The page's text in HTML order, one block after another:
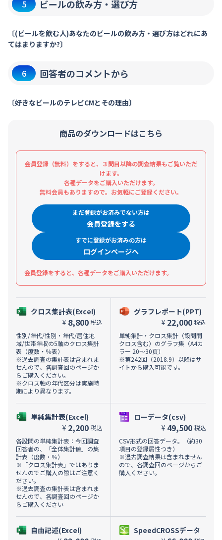
5 ビールの飲み方・選び方
〔(ビールを飲む人)あなたのビールの飲み方・選び方はどれにあ
てはまりますか?〕
6 回答者のコメントから
〔好きなビールのテレビCMとその理由〕
商品のダウンロードはこちら
会員登録（無料）をすると、３問目以降の調査結果もご覧いただ
けます。
各種データをご購入いただけます。
無料会員もありますので。お気軽にご登録ください。
まだ登録がお済みでない方は
会員登録をする
すでに登録がお済みの方は
ログインページへ
会員登録をすると、各種データをご購入いただけます。
クロス集計表(Excel)
¥ 8,800 税込
性別/年代/性別・年代/居住地
域/世帯年収の5軸のクロス集計
表（度数・％表）
※過去調査の集計表は含まれま
せんので、各調査回のページか
らご購入ください。
※クロス軸の年代区分は実施時
期により異なります。
単純集計表(Excel)
¥ 2,200 税込
各設問の単純集計表：今回調査
回答者の、「全体集計値」の集
計表（度数・％）
※「クロス集計表」ではありま
せんのでご購入の際はご注意く
ださい。
※過去調査の集計表は含まれま
せんので、各調査回のページか
らご購入ください
自由記述(Excel)
グラフレポート(PPT)
¥ 22,000 税込
単純集計・クロス集計（設問間
クロス含む）のグラフ集（A4カ
ラー 20～30頁）
※第242回（2018.9）以降はサ
イトから購入可能です。
ローデータ(csv)
¥ 49,500 税込
CSV形式の回答データ。（約30
項目の登録属性つき）
※過去調査結果は含まれません
ので、各調査回のページからご
購入ください。
SpeedCROSSデータ